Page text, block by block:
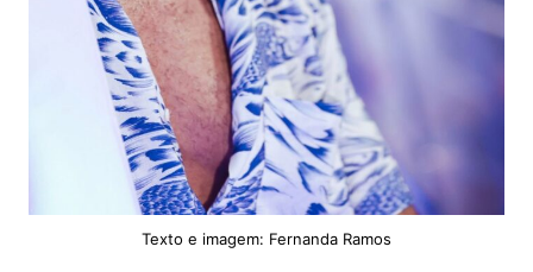
Texto e imagem: Fernanda Ramos